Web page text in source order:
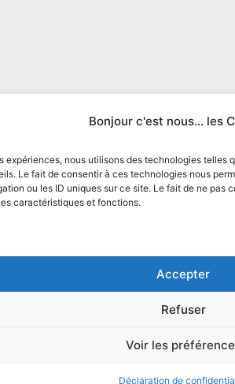
Bonjour c'est nous... les
expériences, nous utilisons des technologies
Le fait de consentir à ces technologies nous
ou les ID uniques sur ce site. Le fait de ne pas
caractéristiques et fonctions.
Accepter
Refuser
Voir les
Déclaration de